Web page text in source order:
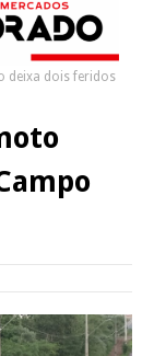
deixa dois feridos